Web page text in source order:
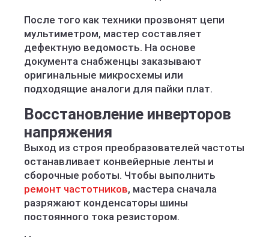
После того как техники прозвонят цепи
мультиметром, мастер составляет
дефектную ведомость. На основе
документа снабженцы заказывают
оригинальные микросхемы или
подходящие аналоги для пайки плат.
Восстановление инверторов
напряжения
Выход из строя преобразователей частоты
останавливает конвейерные ленты и
сборочные роботы. Чтобы выполнить
ремонт частотников, мастера сначала
разряжают конденсаторы шины
постоянного тока резистором.